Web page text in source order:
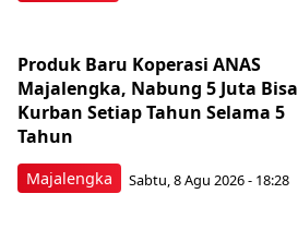
Majalengka
Produk Baru Koperasi ANAS
Majalengka, Nabung 5 Juta Bisa
Kurban Setiap Tahun Selama 5
Tahun
Sabtu, 8 Agu 2026 - 18:28